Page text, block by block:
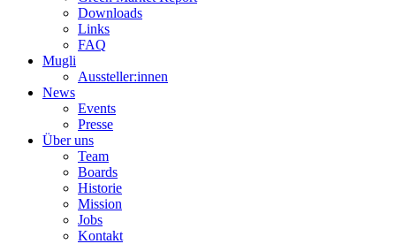
Downloads
Links
FAQ
Mugli
Aussteller:innen
News
Events
Presse
Über uns
Team
Boards
Historie
Mission
Jobs
Kontakt